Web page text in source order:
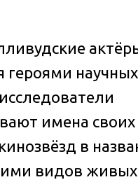
героями научных
имена своих
в
видов живых